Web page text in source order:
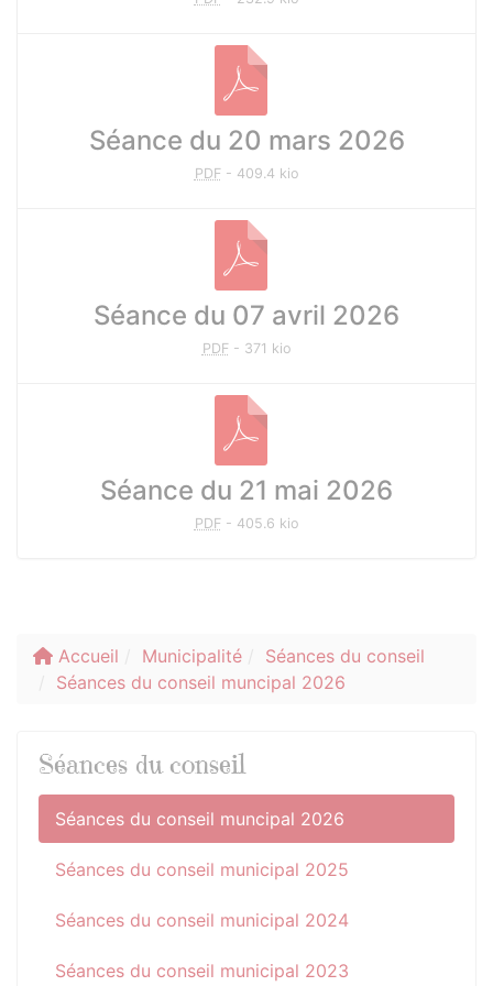
Séance du 20 mars 2026
PDF- 409.4 kio
Séance du 07 avril 2026
PDF- 371 kio
Séance du 21 mai 2026
PDF- 405.6 kio
Accueil Municipalité
Séances du conseil
Séances du conseil muncipal 2026
Séances du conseil
Séances du conseil muncipal 2026
Séances du conseil municipal 2025
Séances du conseil municipal 2024
Séances du conseil municipal 2023